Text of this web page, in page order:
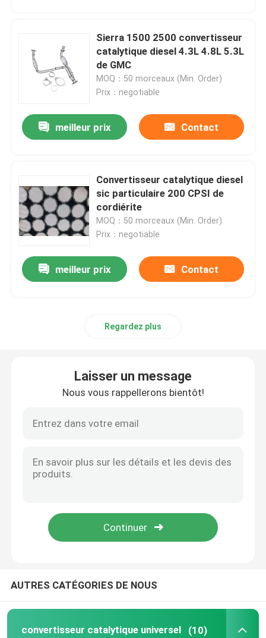
Vidéos
Sierra 1500 2500 convertisseur
catalytique diesel 4.3L 4.8L 5.3L
de GMC
MOQ：50 morceaux (Min. Order)
Prix：negotiable
meilleur prix Contact
Convertisseur catalytique diesel
sic particulaire 200 CPSI de
cordiérite
MOQ：50 morceaux (Min. Order)
Prix：negotiable
meilleur prix Contact
Regardez plus
Laisser un message
Nous vous rappellerons bientôt!
AUTRES CATÉGORIES DE NOUS
convertisseur catalytique universel (10)